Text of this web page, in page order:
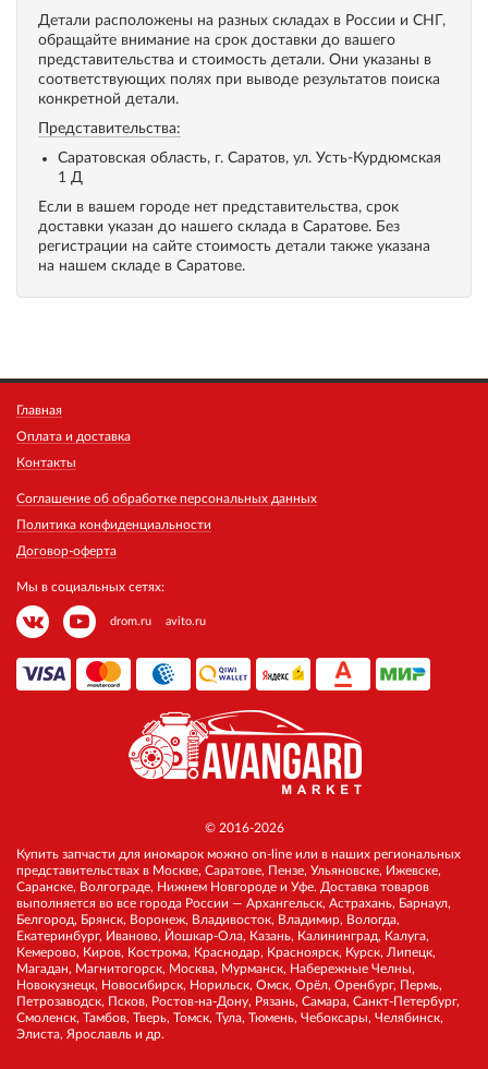
Детали расположены на разных складах в России и СНГ,
обращайте внимание на срок доставки до вашего
представительства и стоимость детали. Они указаны в
соответствующих полях при выводе результатов поиска
конкретной детали.
Представительства:
Саратовская область, г. Саратов, ул. Усть-Курдюмская
1 Д
Если в вашем городе нет представительства, срок
доставки указан до нашего склада в Саратове. Без
регистрации на сайте стоимость детали также указана
на нашем складе в Саратове.
Главная
Оплата и доставка
Контакты
Соглашение об обработке персональных данных
Политика конфиденциальности
Договор-оферта
Мы в социальных сетях:
drom.ru avito.ru
© 2016-2026
Купить запчасти для иномарок можно on-line или в наших региональных
представительствах в Москве, Саратове, Пензе, Ульяновске, Ижевске,
Саранске, Волгограде, Нижнем Новгороде и Уфе. Доставка товаров
выполняется во все города России — Архангельск, Астрахань, Барнаул,
Белгород, Брянск, Воронеж, Владивосток, Владимир, Вологда,
Екатеринбург, Иваново, Йошкар-Ола, Казань, Калининград, Калуга,
Кемерово, Киров, Кострома, Краснодар, Красноярск, Курск, Липецк,
Магадан, Магнитогорск, Москва, Мурманск, Набережные Челны,
Новокузнецк, Новосибирск, Норильск, Омск, Орёл, Оренбург, Пермь,
Петрозаводск, Псков, Ростов-на-Дону, Рязань, Самара, Санкт-Петербург,
Смоленск, Тамбов, Тверь, Томск, Тула, Тюмень, Чебоксары, Челябинск,
Элиста, Ярославль и др.